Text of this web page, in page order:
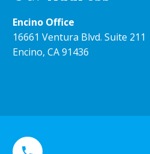
Encino Office
16661 Ventura Blvd. Suite 211
Encino, CA 91436